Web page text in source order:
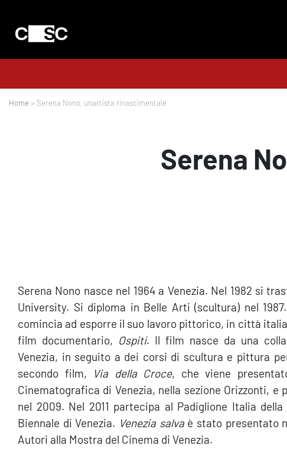
Home > Serena Nono, unartista rinascimentale
Serena
Serena Nono nasce nel 1964 a Venezia. Nel 1982 si
University. Si diploma in Belle Arti (scultura) nel
comincia ad esporre il suo lavoro pittorico, in città
film documentario, Ospiti. Il film nasce da una
Venezia, in seguito a dei corsi di scultura e pittura
secondo film,
Via della Croce, che viene
Cinematografica di Venezia, nella sezione Orizzonti,
nel 2009. Nel 2011 partecipa al Padiglione Italia della
Biennale di Venezia. Venezia salva è stato presentato
Autori alla Mostra del Cinema di Venezia.